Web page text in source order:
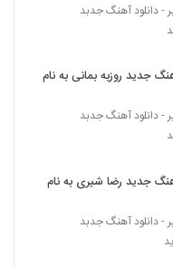
زیبای شاهرخ اینانلو با نام
من باش از هومن اسماعیل
یه تقدیره از سقا مسلمی
- دانلود آهنگ جدبد
جدید روزبه بمانی به نام
- دانلود آهنگ جدبد
جدید رضا شیری به نام
- دانلود آهنگ جدبد